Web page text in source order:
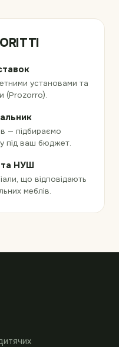
установами та
(Prozorro).
— підбираємо
під ваш бюджет.
та НУШ
що відповідають
меблів.